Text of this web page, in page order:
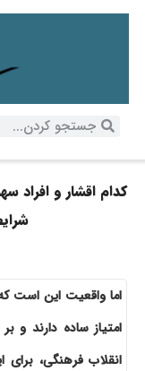
کدام اقشار و افراد
اما واقعیت این است که
امتیاز ساده دارند و
انقلاب فرهنگی، برای